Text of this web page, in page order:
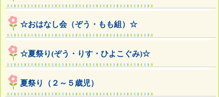
☆おはなし会（ぞう・もも組）☆
☆夏祭り(ぞう・りす・ひよこぐみ)☆
夏祭り（２～５歳児）